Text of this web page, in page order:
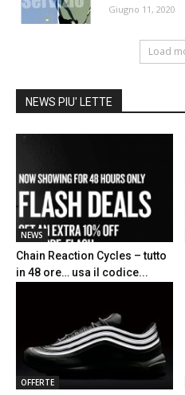
Giugno 11, 2020
Load
NEWS PIU' LETTE
NEWS
Chain Reaction Cycles – tutto
in 48 ore… usa il codice...
OFFERTE